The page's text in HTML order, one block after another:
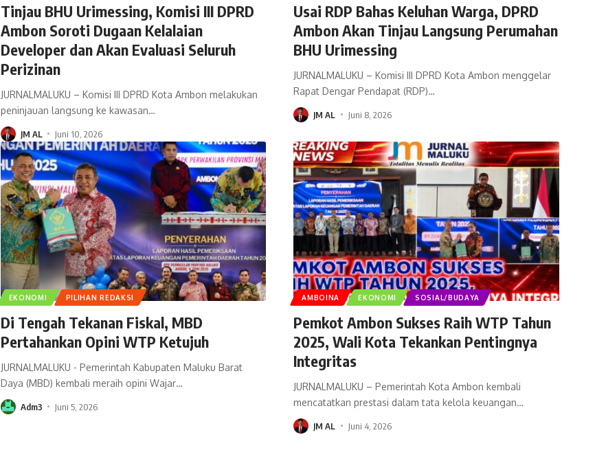
Tinjau BHU Urimessing, Komisi III DPRD
Ambon Soroti Dugaan Kelalaian
Developer dan Akan Evaluasi Seluruh
Perizinan
JURNALMALUKU – Komisi III DPRD Kota Ambon melakukan
peninjauan langsung ke kawasan…
JM AL Juni 10, 2026
Usai RDP Bahas Keluhan Warga, DPRD
Ambon Akan Tinjau Langsung Perumahan
BHU Urimessing
JURNALMALUKU – Komisi III DPRD Kota Ambon menggelar
Rapat Dengar Pendapat (RDP)…
JM AL Juni 8, 2026
EKONOMI PILIHAN REDAKSI
Di Tengah Tekanan Fiskal, MBD
Pertahankan Opini WTP Ketujuh
JURNALMALUKU - Pemerintah Kabupaten Maluku Barat
Daya (MBD) kembali meraih opini Wajar…
Adm3 Juni 5, 2026
AMBOINA EKONOMI SOSIAL/BUDAYA
Pemkot Ambon Sukses Raih WTP Tahun
2025, Wali Kota Tekankan Pentingnya
Integritas
JURNALMALUKU – Pemerintah Kota Ambon kembali
mencatatkan prestasi dalam tata kelola keuangan…
JM AL Juni 4, 2026